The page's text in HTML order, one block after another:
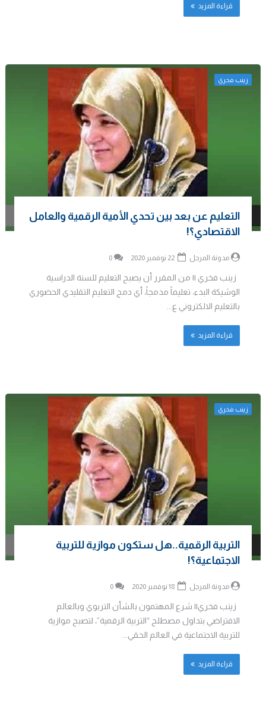
قراءة المزيد
زينب فخري
التعليم عن بعد بين تحدي الأمية الرقمية والعامل
الاقتصادي؟!
مدونة المرجل 0
زينب فخري || من المقرر أن يصبح التعليم للسنة الدراسية
الوشيكة البدء، تعليماً مدمجاً، أي دمج التعليم التقليدي الحضوري
بالتعليم الالكتروني ع...
قراءة المزيد
زينب فخري
التربية الرقمية..هل ستكون موازية للتربية
الاجتماعية؟!
مدونة المرجل 0
زينب فخري|| شرع المهتمون بالشأن التربوي وبالعالم
الافتراضي بتداول مصطلح “التربية الرقمية”، لتصبح موازية
للتربية الاجتماعية في العالم الحقي...
قراءة المزيد